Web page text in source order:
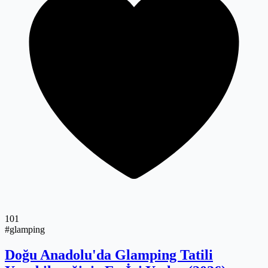
101
#glamping
Doğu Anadolu'da Glamping Tatili